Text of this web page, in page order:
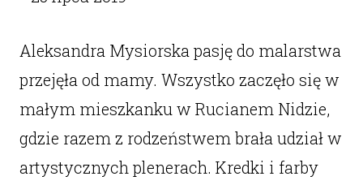
Aleksandra Mysiorska pasję do malarstwa
przejęła od mamy. Wszystko zaczęło się w
małym mieszkanku w Rucianem Nidzie,
gdzie razem z rodzeństwem brała udział w
artystycznych plenerach. Kredki i farby